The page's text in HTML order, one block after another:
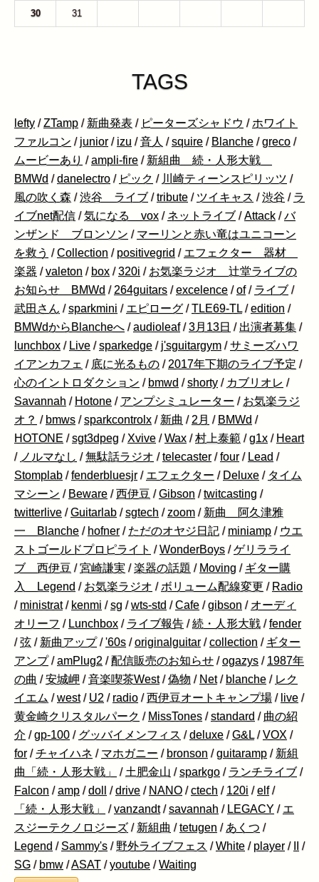
30 31
TAGS
lefty /ZTamp / 新曲発表 / ピーターズシャドウ / ホワイト
ファルコン / junior / izu /音人 /squire / Blanche /greco /
ムービーあり /ampli-fire / 新組曲 続・人形大戦
BMWd /danelectro / ピック / 川崎ティーンスピリッツ /
風の吹く森 /渋谷 ライブ /tribute / ツイキャス /渋谷 / ラ
イブnet配信 /気になる vox / ネットライブ /Attack /バ
ンザンド ブロンソン / マーリンと赤い竜はユニコーン
を救う /Collection / positivegrid / エフェクター 器材
楽器 /valeton / box /320i / お気楽ラジオ 辻堂ライブの
お知らせ BMWd / 264guitars /excelence /of / ライブ /
武田さん /sparkmini / エピローグ /TLE69-TL /edition /
BMWdからBlancheへ /audioleaf /3月13日 / 出演者募集 /
lunchbox / Live /sparkedge / j'sguitargym /サミーズハワ
イアンカフェ / 底に光るもの / 2017年下期のライブ予定 /
心のイントロダクション / bmwd /shorty / カブリオレ /
Savannah / Hotone / アンプシミュレーター / お気楽ラジ
オ？ / bmws /sparkcontrolx / 新曲 / 2月 / BMWd /
HOTONE /sgt3dpeg / Xvive /Wax /村上泰範 /g1x / Heart
/ ノルマなし /無駄話ラジオ /telecaster /four / Lead /
Stomplab /fenderbluesjr / エフェクター / Deluxe / タイム
マシーン / Beware /西伊豆 /Gibson /twitcasting /
twitterlive /Guitarlab /sgtech /zoom / 新曲 阿久津雅
一 Blanche / hofner / ただのオヤジ日記 / miniamp / ウエ
ストゴールドプロピライト /WonderBoys /ゲリラライ
ブ 西伊豆 /宮崎謙実 /楽器の話題 / Moving / ギター購
入 Legend / お気楽ラジオ / ボリューム配線変更 / Radio
/ ministrat / kenmi /sg /wts-std /Cafe /gibson / オーディ
オリーフ / Lunchbox / ライブ報告 /続・人形大戦 /fender
/弦 / 新曲アップ /'60s /originalguitar /collection / ギター
アンプ /amPlug2 /配信販売のお知らせ /ogazys / 1987年
の曲 /安城岬 /音楽喫茶West /偽物 / Net / blanche / レク
イエム /west / U2 / radio /西伊豆オートキャンプ場 / live /
黄金崎クリスタルパーク / MissTones /standard / 曲の紹
介 /gp-100 / グッバイメンフィス /deluxe /G&L /VOX /
for /チャイハネ / マホガニー / bronson /guitaramp / 新組
曲「続・人形大戦」
/ 土肥金山 /sparkgo / ランチライブ /
Falcon /amp /doll /drive / NANO /ctech / 120i /elf /
「続・人形大戦」
/vanzandt /savannah / LEGACY / エ
スジーテクノロジーズ / 新組曲 /tetugen / あくつ /
Legend /Sammy's / 野外ライブフェス /White / player /
/
SG / bmw /ASAT /youtube /Waiting